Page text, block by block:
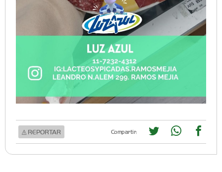
REPORTAR Compartir: